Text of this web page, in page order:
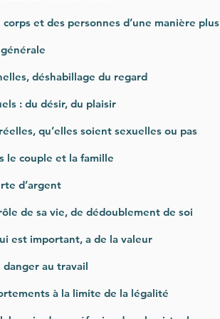
et des personnes d’une manière plus
générale
déshabillage du regard
: du désir, du plaisir
qu’elles soient sexuelles ou pas
le couple et la famille
d’argent
de sa vie, de dédoublement de soi
est important, a de la valeur
danger au travail
à la limite de la légalité